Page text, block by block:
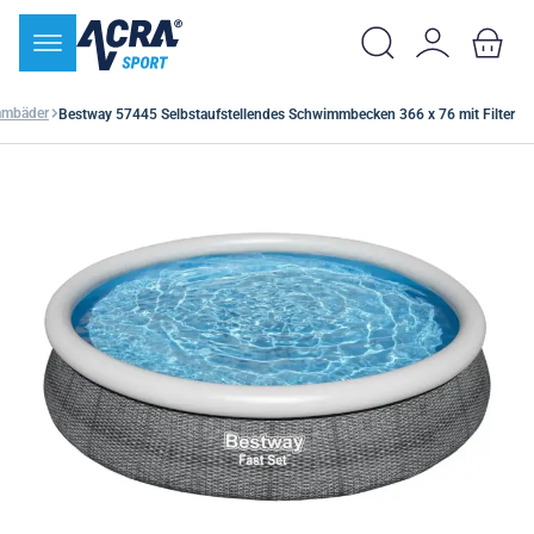
Bestway 57445 Selbstaufstellendes Schwimmbecken 366 x 76 mit Filter